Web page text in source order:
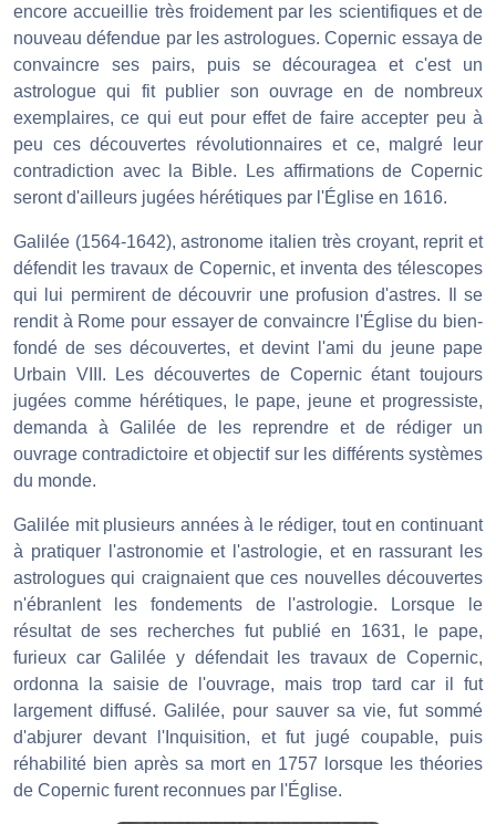
encore accueillie très froidement par les scientifiques et de
nouveau défendue par les astrologues. Copernic essaya de
convaincre ses pairs, puis se découragea et c'est un
astrologue qui fit publier son ouvrage en de nombreux
exemplaires, ce qui eut pour effet de faire accepter peu à
peu ces découvertes révolutionnaires et ce, malgré leur
contradiction avec la Bible. Les affirmations de Copernic
seront d'ailleurs jugées hérétiques par l'Église en 1616.
Galilée (1564-1642), astronome italien très croyant, reprit et
défendit les travaux de Copernic, et inventa des télescopes
qui lui permirent de découvrir une profusion d'astres. Il se
rendit à Rome pour essayer de convaincre l'Église du bien-
fondé de ses découvertes, et devint l'ami du jeune pape
Urbain VIII. Les découvertes de Copernic étant toujours
jugées comme hérétiques, le pape, jeune et progressiste,
demanda à Galilée de les reprendre et de rédiger un
ouvrage contradictoire et objectif sur les différents systèmes
du monde.
Galilée mit plusieurs années à le rédiger, tout en continuant
à pratiquer l'astronomie et l'astrologie, et en rassurant les
astrologues qui craignaient que ces nouvelles découvertes
n'ébranlent les fondements de l'astrologie. Lorsque le
résultat de ses recherches fut publié en 1631, le pape,
furieux car Galilée y défendait les travaux de Copernic,
ordonna la saisie de l'ouvrage, mais trop tard car il fut
largement diffusé. Galilée, pour sauver sa vie, fut sommé
d'abjurer devant l'Inquisition, et fut jugé coupable, puis
réhabilité bien après sa mort en 1757 lorsque les théories
de Copernic furent reconnues par l'Église.